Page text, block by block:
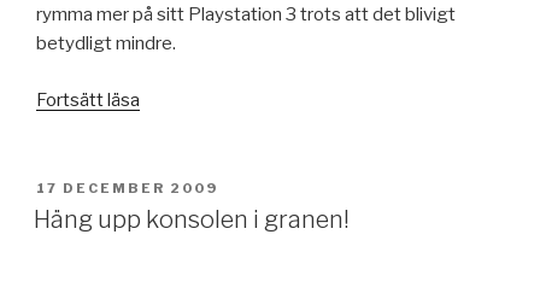
rymma mer på sitt Playstation 3 trots att det blivigt
betydligt mindre.
Fortsätt läsa
tunn
historia”
PUBLICERAT
17 DECEMBER 2009
Häng upp konsolen i granen!